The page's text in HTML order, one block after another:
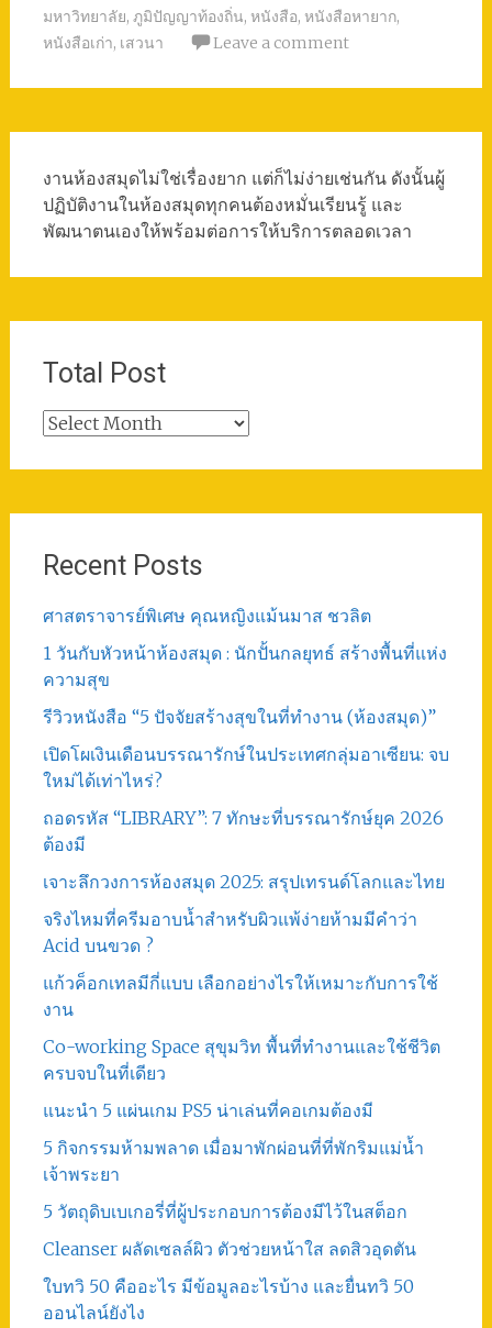
มหาวิทยาลัย, ภูมิปัญญาท้องถิ่น, หนังสือ, หนังสือหายาก,
หนังสือเก่า, เสวนา Leave a comment
งานห้องสมุดไม่ใช่เรื่องยาก แต่ก็ไม่ง่ายเช่นกัน ดังนั้นผู้
ปฏิบัติงานในห้องสมุดทุกคนต้องหมั่นเรียนรู้ และ
พัฒนาตนเองให้พร้อมต่อการให้บริการตลอดเวลา
Total Post
Total
Recent Posts
ศาสตราจารย์พิเศษ คุณหญิงแม้นมาส ชวลิต
1 วันกับหัวหน้าห้องสมุด : นักปั้นกลยุทธ์ สร้างพื้นที่แห่ง
ความสุข
รีวิวหนังสือ “5 ปัจจัยสร้างสุขในที่ทำงาน (ห้องสมุด)”
เปิดโผเงินเดือนบรรณารักษ์ในประเทศกลุ่มอาเซียน: จบ
ใหม่ได้เท่าไหร่?
ถอดรหัส “LIBRARY”: 7 ทักษะที่บรรณารักษ์ยุค 2026
ต้องมี
เจาะลึกวงการห้องสมุด 2025: สรุปเทรนด์โลกและไทย
จริงไหมที่ครีมอาบน้ำสำหรับผิวแพ้ง่ายห้ามมีคำว่า
Acid บนขวด ?
แก้วค็อกเทลมีกี่แบบ เลือกอย่างไรให้เหมาะกับการใช้
งาน
Co-working Space สุขุมวิท พื้นที่ทำงานและใช้ชีวิต
ครบจบในที่เดียว
แนะนำ 5 แผ่นเกม PS5 น่าเล่นที่คอเกมต้องมี
5 กิจกรรมห้ามพลาด เมื่อมาพักผ่อนที่ที่พักริมแม่น้ำ
เจ้าพระยา
5 วัตถุดิบเบเกอรี่ที่ผู้ประกอบการต้องมีไว้ในสต็อก
Cleanser ผลัดเซลล์ผิว ตัวช่วยหน้าใส ลดสิวอุดตัน
ใบทวิ 50 คืออะไร มีข้อมูลอะไรบ้าง และยื่นทวิ 50
ออนไลน์ยังไง